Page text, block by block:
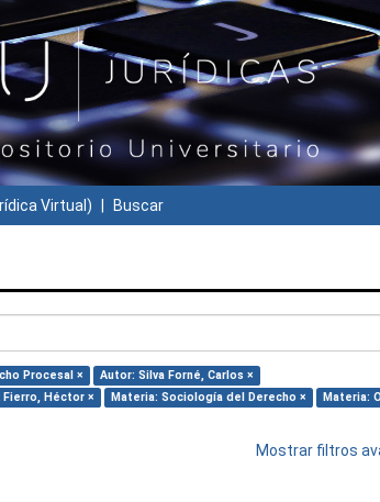
Virtual) Buscar
Procesal ×
Autor: Silva Forné, Carlos ×
Fierro, Héctor × Materia: Sociología del Derecho ×
Materia:
Mostrar filtros